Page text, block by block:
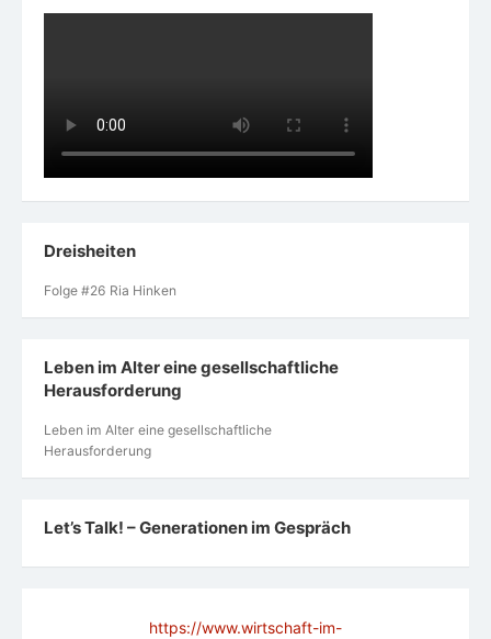
Dreisheiten
Folge #26 Ria Hinken
Leben im Alter eine gesellschaftliche
Herausforderung
Leben im Alter eine gesellschaftliche
Herausforderung
Let’s Talk! – Generationen im Gespräch
https://www.wirtschaft-im-